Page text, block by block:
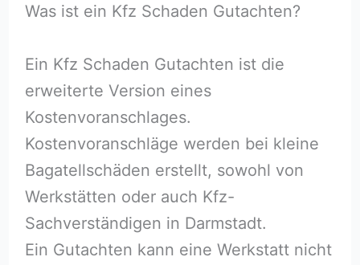
Was ist ein Kfz Schaden Gutachten?
Ein Kfz Schaden Gutachten ist die
erweiterte Version eines
Kostenvoranschlages.
Kostenvoranschläge werden bei kleine
Bagatellschäden erstellt, sowohl von
Werkstätten oder auch Kfz-
Sachverständigen in Darmstadt.
Ein Gutachten kann eine Werkstatt nicht